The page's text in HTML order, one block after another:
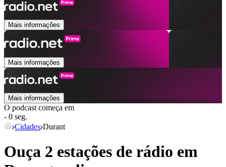
Mais informações
Mais informações
Mais informações
O podcast começa em
- 0 seg.
Cidades Durant
Ouça 2 estações de rádio em